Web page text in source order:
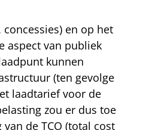
en op het
aspect van publiek
kunnen
(ten gevolge
laadtarief voor de
zou er dus toe
de TCO (total cost